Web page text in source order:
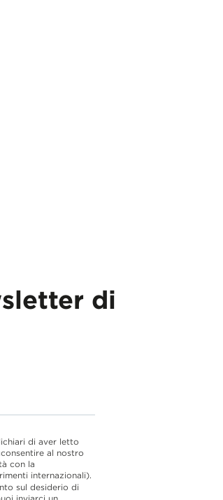
di
di aver letto
al nostro
con la
internazionali).
sul desiderio di